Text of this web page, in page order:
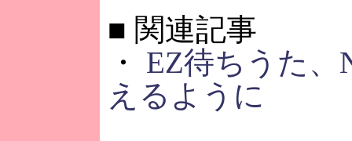
■ 関連記事
・ EZ待ちうた、
えるように